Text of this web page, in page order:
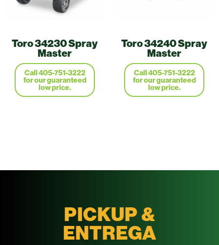
Toro 34230 Spray
Master
Call 405-751-3222
for our guaranteed
low price.
Toro 34240 Spray
Master
Call 405-751-3222
for our guaranteed
low price.
PICKUP &
ENTREGA